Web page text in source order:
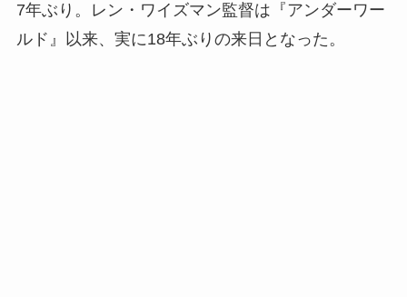
7年ぶり。レン・ワイズマン監督は『アンダーワー
ルド』以来、実に18年ぶりの来日となった。